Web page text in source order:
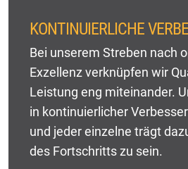
KONTINUIERLICHE
Bei unserem Streben nach
Exzellenz verknüpfen wir
Leistung eng miteinander.
in kontinuierlicher
und jeder einzelne trägt
des Fortschritts zu sein.